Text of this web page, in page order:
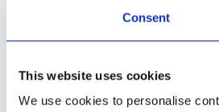
Consent
This website uses cookies
We use cookies to personalise